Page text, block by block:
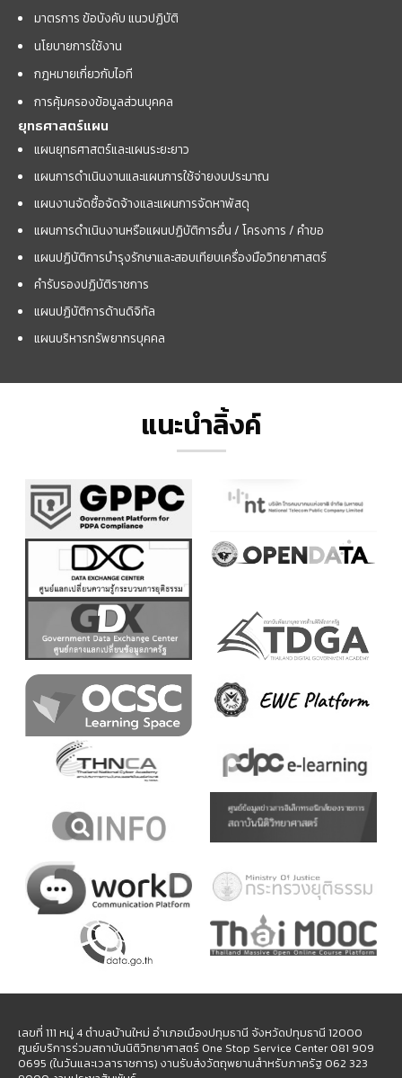
มาตรการ ข้อบังคับ แนวปฏิบัติ
นโยบายการใช้งาน
กฎหมายเกี่ยวกับไอที
การคุ้มครองข้อมูลส่วนบุคคล
ยุทธศาสตร์แผน
แผนยุทธศาสตร์และแผนระยะยาว
แผนการดำเนินงานและแผนการใช้จ่ายงบประมาณ
แผนงานจัดซื้อจัดจ้างและแผนการจัดหาพัสดุ
แผนการดำเนินงานหรือแผนปฏิบัติการอื่น / โครงการ / คำขอ
แผนปฏิบัติการบำรุงรักษาและสอบเทียบเครื่องมือวิทยาศาสตร์
คำรับรองปฏิบัติราชการ
แผนปฏิบัติการด้านดิจิทัล
แผนบริหารทรัพยากรบุคคล
แนะนำลิ้งค์
เลขที่ 111 หมู่ 4 ตำบลบ้านใหม่ อำเภอเมืองปทุมธานี จังหวัดปทุมธานี 12000
ศูนย์บริการร่วมสถาบันนิติวิทยาศาสตร์ One Stop Service Center 081 909
0695 (ในวันและเวลาราชการ) งานรับส่งวัตถุพยานสำหรับภาครัฐ 062 323